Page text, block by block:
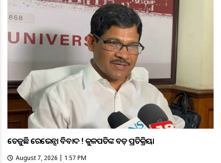
ତେଜୁଛି ରେଭେନ୍ସା ବିବାଦ ! କୁଳପତିଙ୍କ ବଡ଼ ପ୍ରତିକ୍ରିୟା
August 7, 2026 | 1:57 PM